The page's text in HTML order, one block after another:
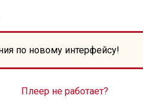
по новому интерфейсу!
Плеер не работает?